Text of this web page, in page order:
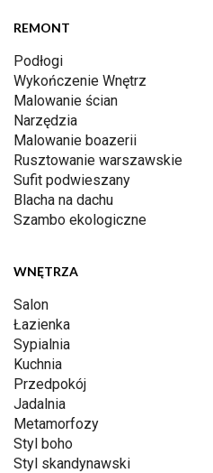
REMONT
Podłogi
Wykończenie Wnętrz
Malowanie ścian
Narzędzia
Malowanie boazerii
Rusztowanie warszawskie
Sufit podwieszany
Blacha na dachu
Szambo ekologiczne
WNĘTRZA
Salon
Łazienka
Sypialnia
Kuchnia
Przedpokój
Jadalnia
Metamorfozy
Styl boho
Styl skandynawski